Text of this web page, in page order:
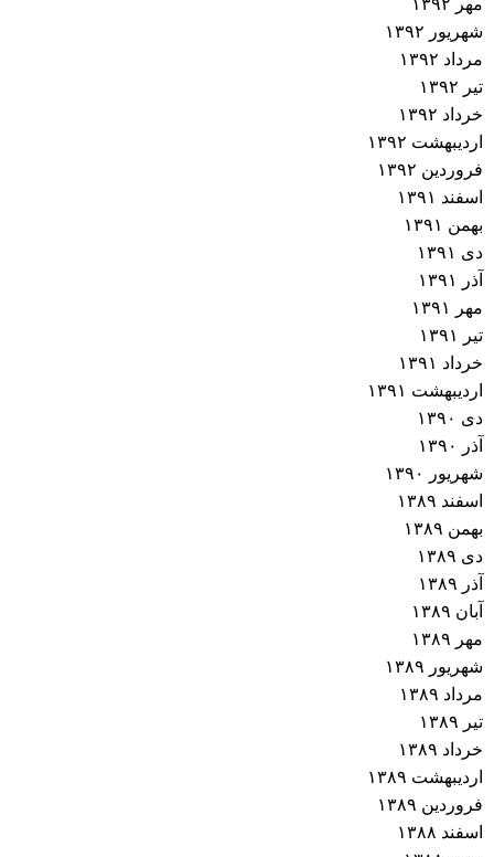
شهریور ۱۳۹۲
مرداد ۱۳۹۲
تیر ۱۳۹۲
خرداد ۱۳۹۲
اردیبهشت ۱۳۹۲
فروردین ۱۳۹۲
اسفند ۱۳۹۱
بهمن ۱۳۹۱
دی ۱۳۹۱
آذر ۱۳۹۱
مهر ۱۳۹۱
تیر ۱۳۹۱
خرداد ۱۳۹۱
اردیبهشت ۱۳۹۱
دی ۱۳۹۰
آذر ۱۳۹۰
شهریور ۱۳۹۰
اسفند ۱۳۸۹
بهمن ۱۳۸۹
دی ۱۳۸۹
آذر ۱۳۸۹
آبان ۱۳۸۹
مهر ۱۳۸۹
شهریور ۱۳۸۹
مرداد ۱۳۸۹
تیر ۱۳۸۹
خرداد ۱۳۸۹
اردیبهشت ۱۳۸۹
فروردین ۱۳۸۹
اسفند ۱۳۸۸